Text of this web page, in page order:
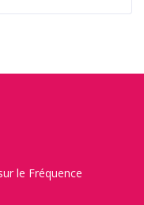
le Fréquence